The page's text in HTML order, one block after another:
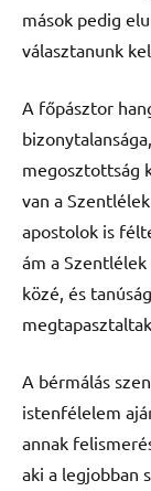
mások pedig
választanunk
A főpásztor
megosztottság
van a
apostolok is
ám a
közé, és
A bérmálás
istenfélelem
annak
aki a legjobban